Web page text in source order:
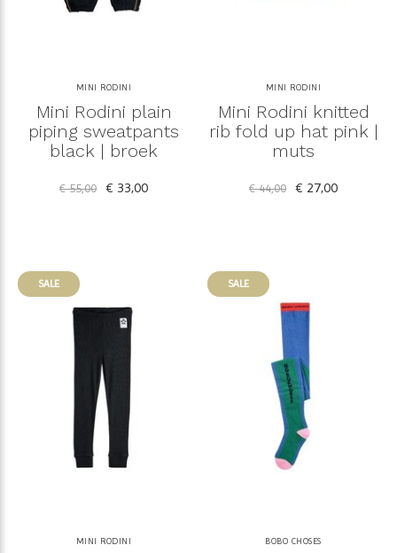
MINI RODINI
Mini Rodini plain
piping sweatpants
black | broek
€ 55,00 € 33,00
MINI RODINI
Mini Rodini knitted
rib fold up hat pink |
muts
€ 44,00 € 27,00
SALE
MINI RODINI
SALE
BOBO CHOSES